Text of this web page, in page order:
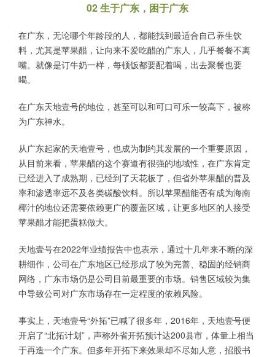
02 生于广东，困于广东
在广东，无论哪个年龄段的人，都能找到最适合自己养生饮
料，尤其是苹果醋，让向来不爱吃醋的广东人，几乎餐餐不离
嘴。就像是订牛奶一样，每顿饭都要配着喝，出去聚餐也要
喝。
在广东天地壹号的地位，甚至可以和可口可乐一较高下，被称
为广东神水。
从广东起家的天地壹号，也成为制约其发展的一个重要原因，
从目前来看，苹果醋的这个赛道有很强的地域性，在广东肯定
已经进入了成熟期，已经到了天花板了，但省外苹果醋的普及
率和渗透率远不及各类碳酸饮料。所以苹果醋能否有成为海南
椰汁的地位还需要依赖更广的覆盖区域，让更多地区的人接受
苹果醋才能把蛋糕做大。
天地壹号在2022年业绩报告中也表示，通过十几年来不断的深
耕细作，公司在广东地区已经形成了较为完善、稳固的经销商
网络，广东市场仍是公司目前最重要的市场。销售区域较为集
中导致公司对广东市场存在一定程度的依赖风险。
事实上，天地壹号“外拓”已喊了很多年，2016年，天地壹号便
开启了“北拓计划”，声称外省开拓预计达200县市，体量上相当
于再造一个广东。但多年开拓下来效果却不尽如人意，招股书